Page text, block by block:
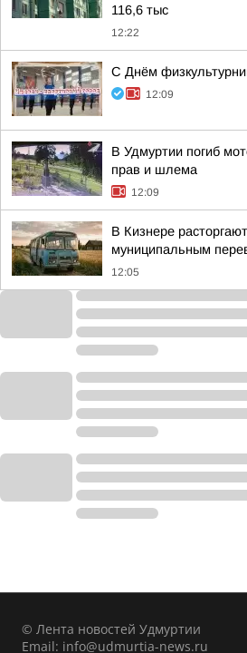
116,6 тыс
12:22
С Днём
12:09
В Удмуртии погиб
прав и шлема
12:09
В Кизнере
муниципальным
12:05
© Лента новостей Удмуртии
Email: info@udmurtia-news.ru